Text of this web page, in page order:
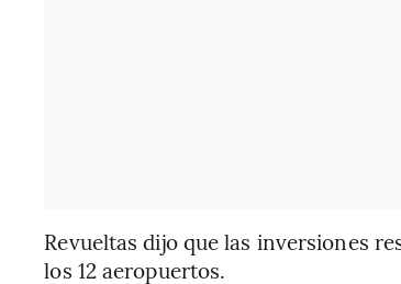
Revueltas dijo que las inversiones
los 12 aeropuertos.